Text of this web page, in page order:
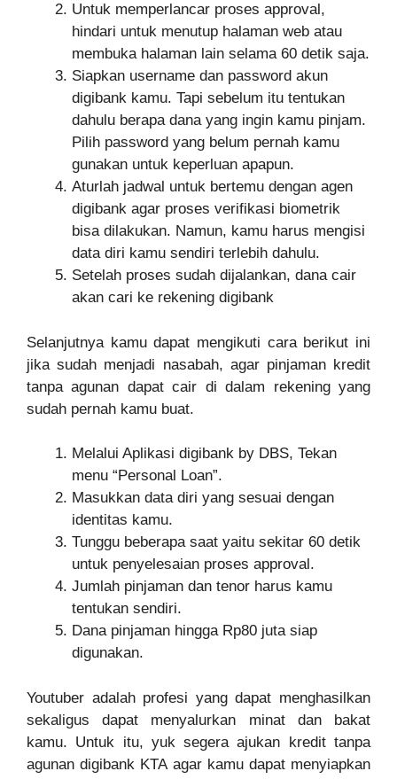
Untuk memperlancar proses approval,
hindari untuk menutup halaman web atau
membuka halaman lain selama 60 detik saja.
Siapkan username dan password akun
digibank kamu. Tapi sebelum itu tentukan
dahulu berapa dana yang ingin kamu pinjam.
Pilih password yang belum pernah kamu
gunakan untuk keperluan apapun.
Aturlah jadwal untuk bertemu dengan agen
digibank agar proses verifikasi biometrik
bisa dilakukan. Namun, kamu harus mengisi
data diri kamu sendiri terlebih dahulu.
Setelah proses sudah dijalankan, dana cair
akan cari ke rekening digibank
Selanjutnya kamu dapat mengikuti cara berikut ini
jika sudah menjadi nasabah, agar pinjaman kredit
tanpa agunan dapat cair di dalam rekening yang
sudah pernah kamu buat.
Melalui Aplikasi digibank by DBS, Tekan
menu “Personal Loan”.
Masukkan data diri yang sesuai dengan
identitas kamu.
Tunggu beberapa saat yaitu sekitar 60 detik
untuk penyelesaian proses approval.
Jumlah pinjaman dan tenor harus kamu
tentukan sendiri.
Dana pinjaman hingga Rp80 juta siap
digunakan.
Youtuber adalah profesi yang dapat menghasilkan
sekaligus dapat menyalurkan minat dan bakat
kamu. Untuk itu, yuk segera ajukan kredit tanpa
agunan digibank KTA agar kamu dapat menyiapkan